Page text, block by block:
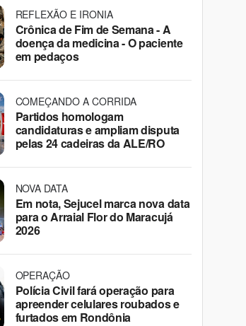
REFLEXÃO E IRONIA
Crônica de Fim de Semana - A
doença da medicina - O paciente
em pedaços
COMEÇANDO A CORRIDA
Partidos homologam
candidaturas e ampliam disputa
pelas 24 cadeiras da ALE/RO
NOVA DATA
Em nota, Sejucel marca nova data
para o Arraial Flor do Maracujá
2026
OPERAÇÃO
Polícia Civil fará operação para
apreender celulares roubados e
furtados em Rondônia